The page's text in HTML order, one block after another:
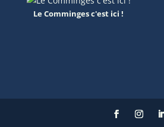
Le Comminges c'est ici !